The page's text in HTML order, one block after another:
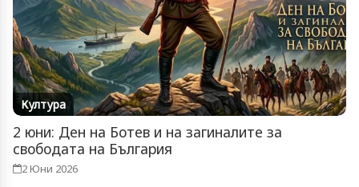
Култура
2 юни: Ден на Ботев и на загиналите за
свободата на България
2 Юни 2026